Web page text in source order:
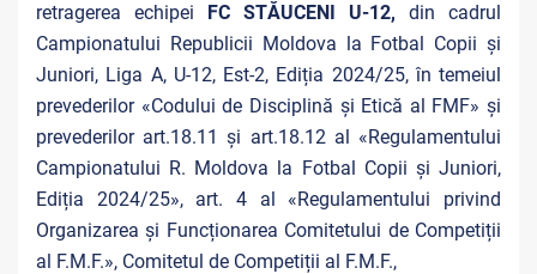
retragerea echipei FC STĂUCENI U-12, din cadrul
Campionatului Republicii Moldova la Fotbal Copii și
Juniori, Liga A, U-12, Est-2, Ediția 2024/25, în temeiul
prevederilor «Codului de Disciplină și Etică al FMF» și
prevederilor art.18.11 și art.18.12 al «Regulamentului
Campionatului R. Moldova la Fotbal Copii și Juniori,
Ediția 2024/25», art. 4 al «Regulamentului privind
Organizarea și Funcționarea Comitetului de Competiții
al F.M.F.», Comitetul de Competiții al F.M.F.,